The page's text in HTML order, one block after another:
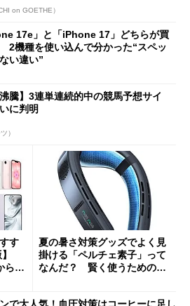
on GOETHE）
17e」と「iPhone 17」どちらが買
2機種を使い込んで分かった“スペッ
い違い”
沸騰】3連単連続的中の競馬予想サイ
に判明
）
す
らお
夏の暑さ対策グッズでよく見
掛ける「ペルチェ素子」って
なんだ？ 賢く使うための注
で大人気！血圧対策はコーヒーに足し